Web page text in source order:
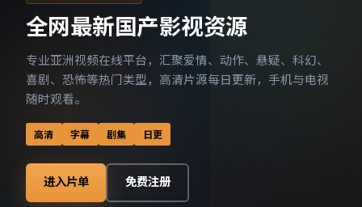
全网最新国产影视资源
专业亚洲视频在线平台，汇聚爱情、动作、悬疑、科幻、
喜剧、恐怖等热门类型，高清片源每日更新，手机与电视
随时观看。
高清 字幕 剧集 日更
进入片单 免费注册